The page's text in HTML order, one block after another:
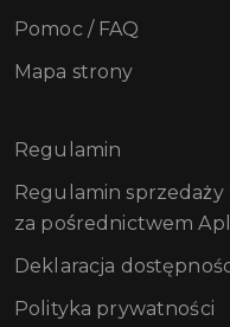
Pomoc / FAQ
Mapa strony
Regulamin
Regulamin
za pośrednictwem
Deklaracja
Polityka prywatności